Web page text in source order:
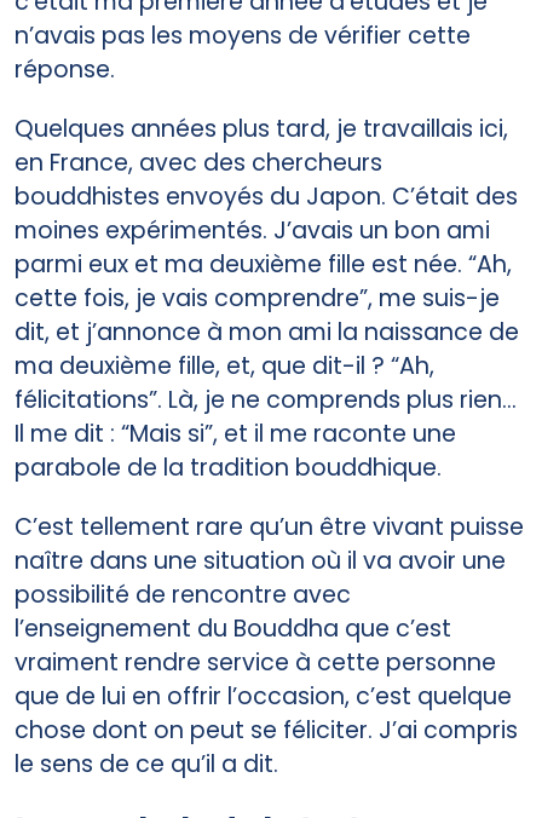
n’avais pas les moyens de vérifier cette
réponse.
Quelques années plus tard, je travaillais ici,
en France, avec des chercheurs
bouddhistes envoyés du Japon. C’était des
moines expérimentés. J’avais un bon ami
parmi eux et ma deuxième fille est née. “Ah,
cette fois, je vais comprendre”, me suis-je
dit, et j’annonce à mon ami la naissance de
ma deuxième fille, et, que dit-il ? “Ah,
félicitations”. Là, je ne comprends plus rien…
Il me dit : “Mais si”, et il me raconte une
parabole de la tradition bouddhique.
C’est tellement rare qu’un être vivant puisse
naître dans une situation où il va avoir une
possibilité de rencontre avec
l’enseignement du Bouddha que c’est
vraiment rendre service à cette personne
que de lui en offrir l’occasion, c’est quelque
chose dont on peut se féliciter. J’ai compris
le sens de ce qu’il a dit.